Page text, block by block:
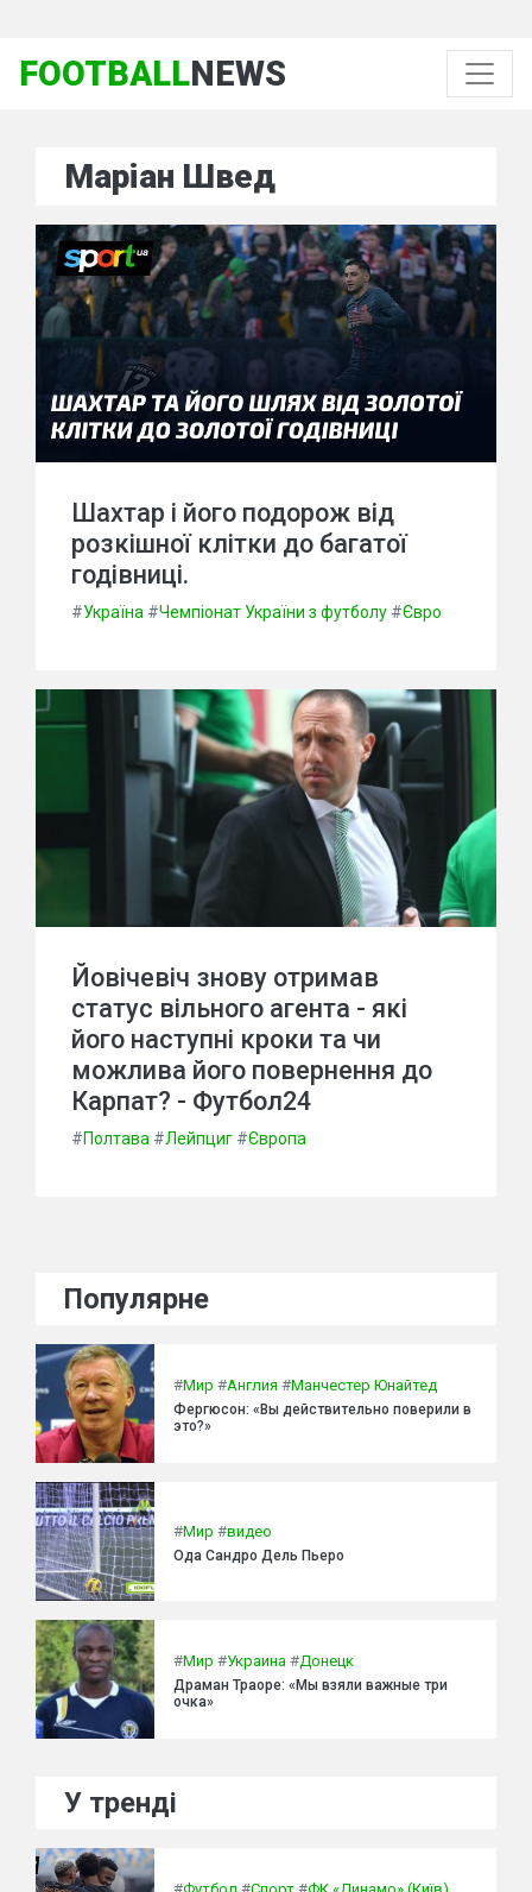
FOOTBALLNEWS
Маріан Швед
Шахтар і його подорож від
розкішної клітки до багатої
годівниці.
#Україна #Чемпіонат України з футболу #Євро
Йовічевіч знову отримав
статус вільного агента - які
його наступні кроки та чи
можлива його повернення до
Карпат? - Футбол24
#Полтава #Лейпциг #Європа
Популярне
#Мир #Англия #Манчестер Юнайтед
Фергюсон: «Вы действительно поверили в
это?»
#Мир #видео
Ода Сандро Дель Пьеро
#Мир #Украина #Донецк
Драман Траоре: «Мы взяли важные три
очка»
У тренді
#Футбол #Спорт #ФК «Динамо» (Київ)